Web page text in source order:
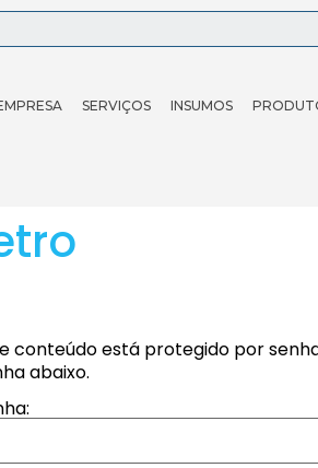
SERVIÇOS INSUMOS
conteúdo está protegido por
abaixo.